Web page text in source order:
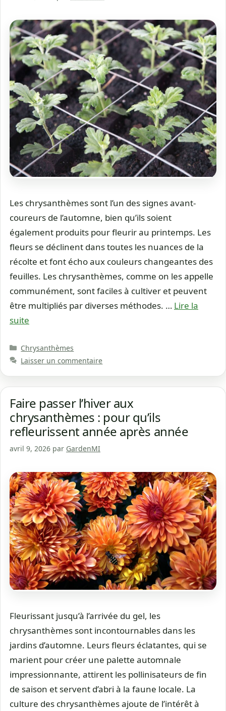
Les chrysanthèmes sont l’un des signes avant-
coureurs de l’automne, bien qu’ils soient
également produits pour fleurir au printemps. Les
fleurs se déclinent dans toutes les nuances de la
récolte et font écho aux couleurs changeantes des
feuilles. Les chrysanthèmes, comme on les appelle
communément, sont faciles à cultiver et peuvent
être multipliés par diverses méthodes. … Lire la
suite
Catégories
Chrysanthèmes
Laisser un commentaire
Faire passer l’hiver aux
chrysanthèmes : pour qu’ils
refleurissent année après année
avril 9, 2026 par GardenMI
Fleurissant jusqu’à l’arrivée du gel, les
chrysanthèmes sont incontournables dans les
jardins d’automne. Leurs fleurs éclatantes, qui se
marient pour créer une palette automnale
impressionnante, attirent les pollinisateurs de fin
de saison et servent d’abri à la faune locale. La
culture des chrysanthèmes ajoute de l’intérêt à